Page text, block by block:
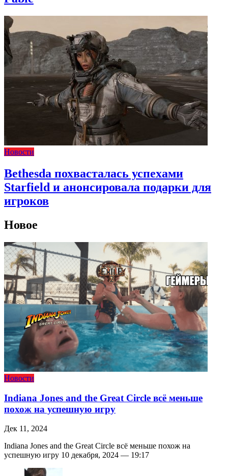
Новости
Bethesda похвасталась успехами
Starfield и анонсировала подарки для
игроков
Новое
Новости
Indiana Jones and the Great Circle всё меньше
похож на успешную игру
Дек 11, 2024
Indiana Jones and the Great Circle всё меньше похож на
успешную игру 10 декабря, 2024 — 19:17